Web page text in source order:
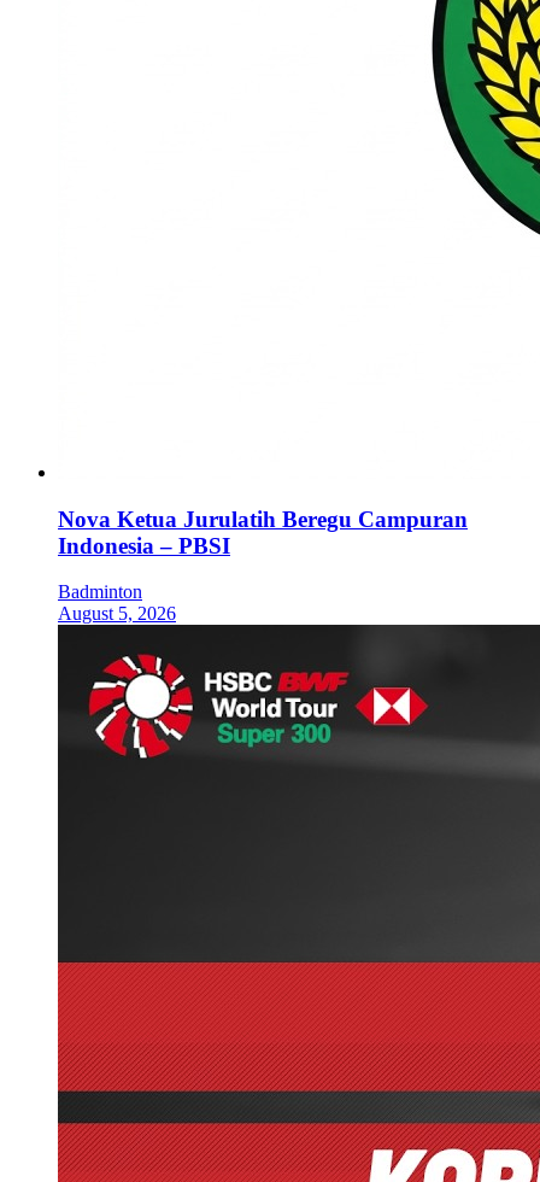
Nova Ketua Jurulatih Beregu Campuran
Indonesia – PBSI
Badminton
August 5, 2026